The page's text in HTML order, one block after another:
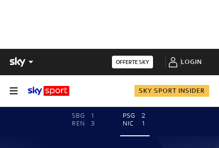
OFFERTE SKY LOGIN
SKY SPORT INSIDER
SBG
1
REN
3
PSG
2
NIC
1